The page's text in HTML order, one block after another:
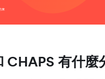
CHAPS 有什麼